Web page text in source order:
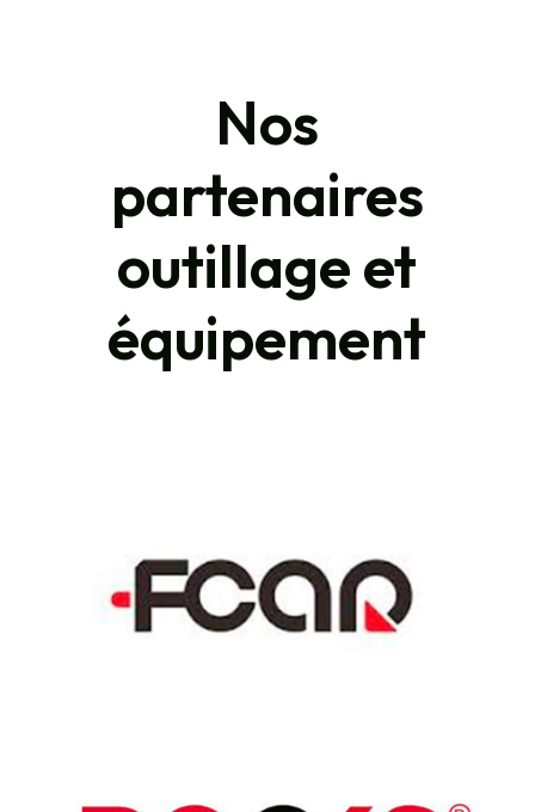
Nos
partenaires
outillage et
équipement